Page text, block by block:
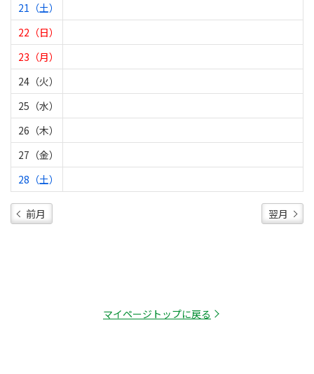
21（土）
22（日）
23（月）
24（火）
25（水）
26（木）
27（金）
28（土）
前月 翌月
マイページトップに戻る